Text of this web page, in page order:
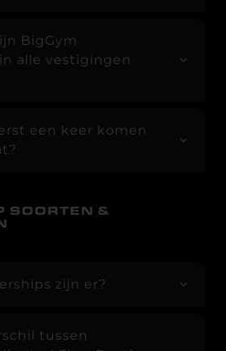
BigGym
alle vestigingen
een keer komen
SOORTEN &
zijn er?
tussen